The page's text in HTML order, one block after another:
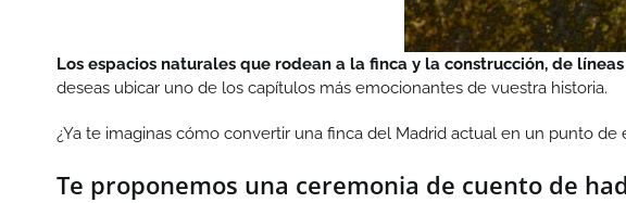
Los espacios naturales que rodean a la finca y la construcción, de
deseas ubicar uno de los capítulos más emocionantes de vuestra historia.
¿Ya te imaginas cómo convertir una finca del Madrid actual en un punto
Te proponemos una ceremonia de cuento de